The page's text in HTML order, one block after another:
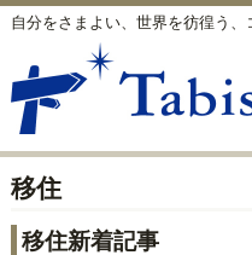
自分をさまよい、世界を彷徨う
移住
移住新着記事